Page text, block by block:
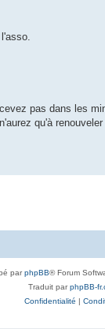
pas dans les
qu'à
parphpBB® Forum
Traduit parphpBB-
Confidentialité |